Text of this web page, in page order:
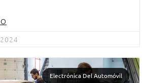
Electrónica Del Automóvil